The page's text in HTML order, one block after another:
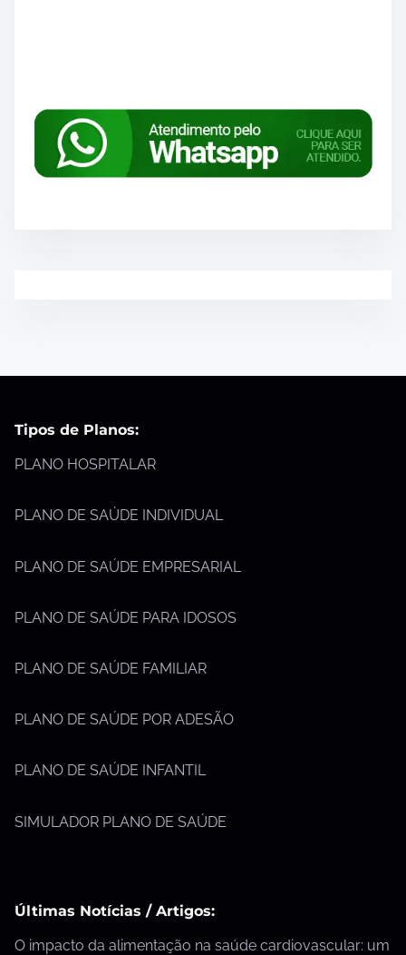
Tipos de Planos:
PLANO HOSPITALAR
PLANO DE SAÚDE INDIVIDUAL
PLANO DE SAÚDE EMPRESARIAL
PLANO DE SAÚDE PARA IDOSOS
PLANO DE SAÚDE FAMILIAR
PLANO DE SAÚDE POR ADESÃO
PLANO DE SAÚDE INFANTIL
SIMULADOR PLANO DE SAÚDE
Últimas Notícias / Artigos:
O impacto da alimentação na saúde cardiovascular: um